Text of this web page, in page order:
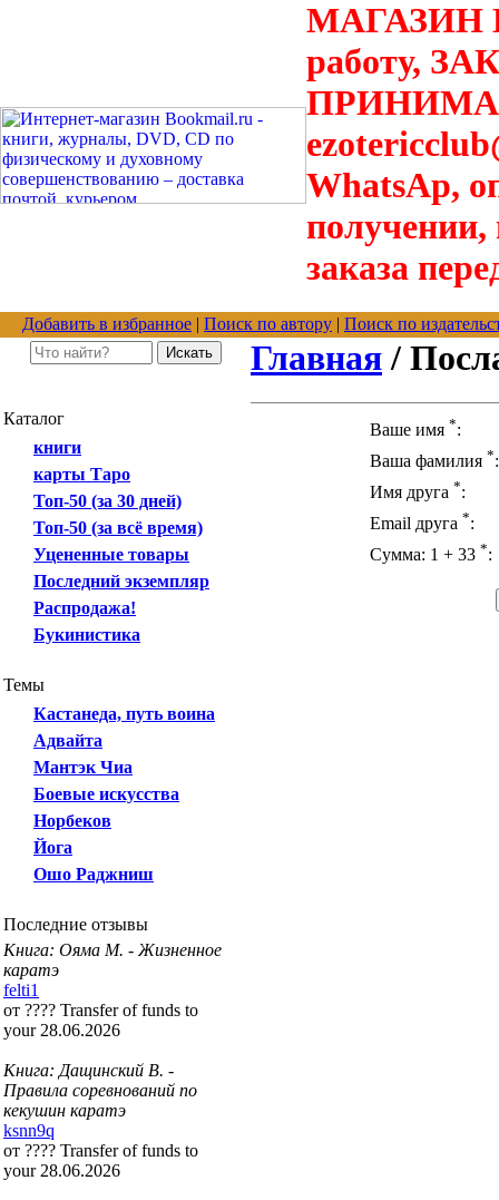
МАГАЗИН
работу,
WhatsAp,
получении,
заказа
Добавить в избранное | Поиск по автору | Поиск по
Каталог
книги
карты Таро
Топ-50 (за 30 дней)
Топ-50 (за всё время)
Уцененные товары
Последний экземпляр
Распродажа!
Букинистика
Темы
Кастанеда, путь воина
Адвайта
Мантэк Чиа
Боевые искусства
Норбеков
Йога
Ошо Раджниш
Последние отзывы
Книга: Ояма М. - Жизненное
каратэ
felti1
от ???? Transfer of funds to
your 28.06.2026
Книга: Дащинский В. -
Правила соревнований по
кекушин каратэ
ksnn9q
от ???? Transfer of funds to
your 28.06.2026
Главная /
Ваше имя *:
Ваша фамилия *:
Имя друга *:
Email друга *:
Сумма: 1 + 33 *: